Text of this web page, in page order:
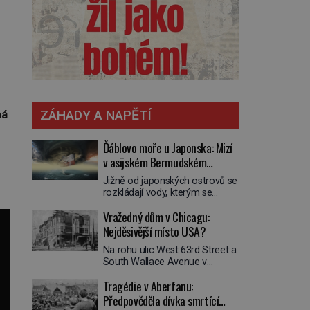
ZÁHADY A NAPĚTÍ
Ďáblovo moře u Japonska: Mizí
v asijském Bermudském
trojúhelníku lodě ve spárech
neznámé síly?
Jižně od japonských ostrovů se
rozkládají vody, kterým se
se o lodích mizejících beze
stopy, podivných světlech,
zrádných proudech i mořských
dracích, kteří měli tyto končiny
střežit už v dávných legendách.
trojúhelník skutečně prokletým
místem, nebo se zde jen
Vražedný dům v Chicagu:
Nejděsivější místo USA?
Na rohu ulic West 63rd Street a
South Wallace Avenue v
Nemá žádný speciální nápis ani
pamětní desku. A přesto prý
Tragédie v Aberfanu:
Předpověděla dívka smrtící